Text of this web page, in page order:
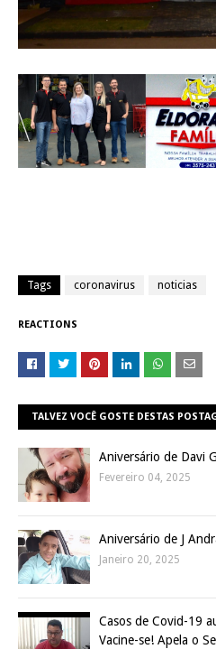
Tags coronavirus noticias
REACTIONS
TALVEZ VOCÊ GOSTE DESTAS
Aniversário de Davi
Fevereiro 04, 2025
Aniversário de J
Janeiro 20, 2025
Casos de Covid-19
Vacine-se! Apela o